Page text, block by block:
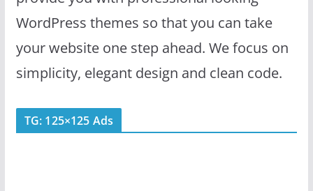
WordPress themes so that you can take
your website one step ahead. We focus on
simplicity, elegant design and clean code.
TG: 125×125 Ads